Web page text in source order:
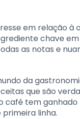
em relação à
chave
as notas e
da
que são
café tem
linha.